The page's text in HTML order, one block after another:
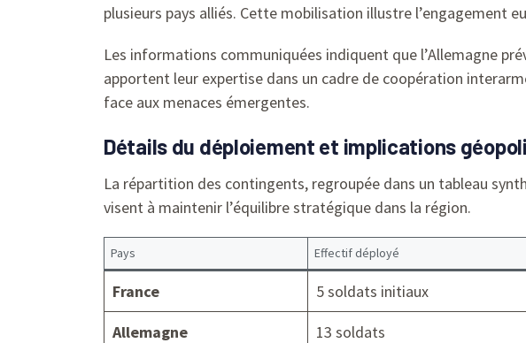
plusieurs pays alliés. Cette mobilisation illustre l’engagement
Les informations communiquées indiquent que l’Allemagne
apportent leur expertise dans un cadre de coopération
face aux menaces émergentes.
Détails du déploiement et implications
La répartition des contingents, regroupée dans un tableau
visent à maintenir l’équilibre stratégique dans la région.
Pays Effectif déployé
France 5 soldats initiaux
Allemagne
13 soldats